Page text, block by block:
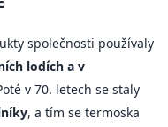
společnosti používaly
lodích a v
v 70. letech se staly
, a tím se termoska